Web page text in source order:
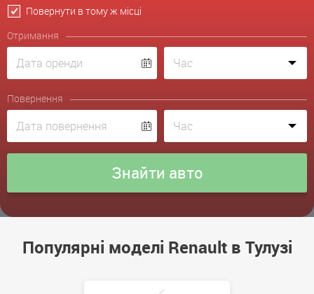
Повернути в тому ж місці
Отримання
Повернення
Популярні моделі Renault в Тулузі